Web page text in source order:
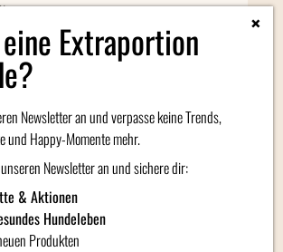
1 EL/1 kg Katze/Tag
lagern! Geöffnet im Kühlschrank ca. eine
Oktopussy –
mit Zucchini
Extraportion
Newsletter an und verpasse keine Trends,
und Happy-Momente mehr.
Newsletter an und sichere dir:
& Aktionen
Hundeleben
Produkten
×